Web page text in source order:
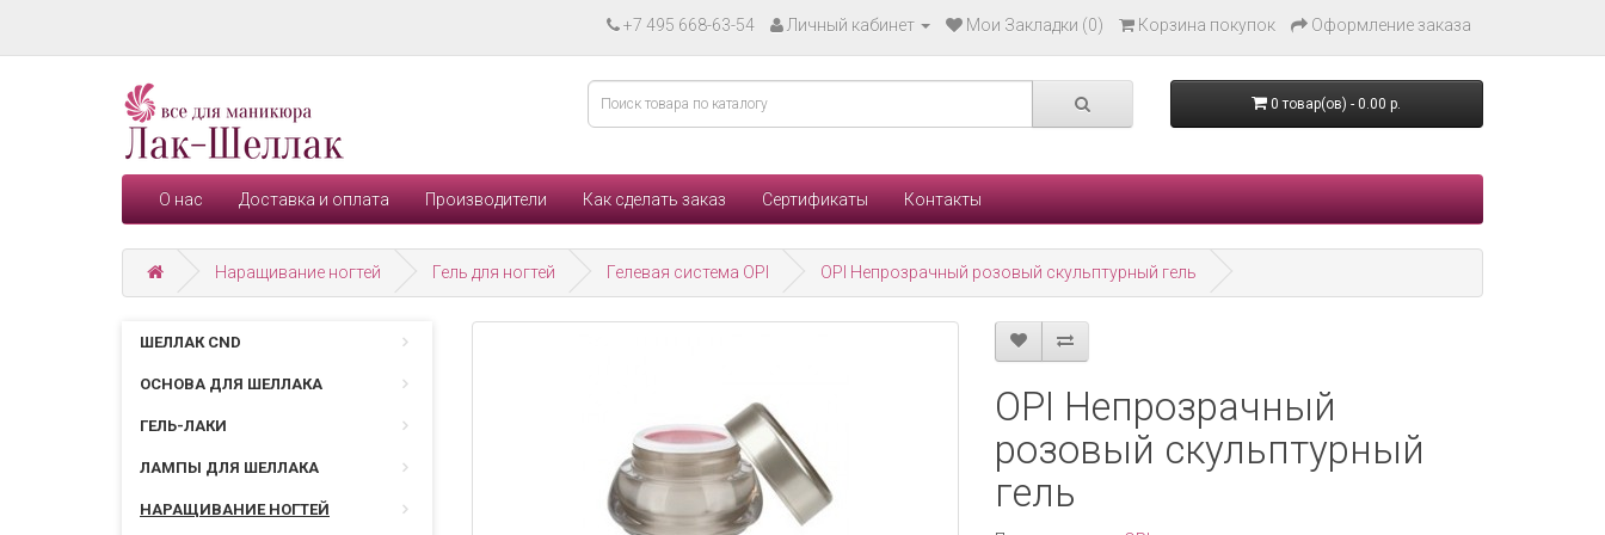
+7 495 668-63-54 Личный кабинет Мои Закладки (0) Корзина покупок Оформление заказа
0 товар(ов) - 0.00 р.
О нас Доставка и оплата Производители Как сделать заказ Сертификаты Контакты
Наращивание ногтей Гель для ногтей Гелевая система OPI OPI Непрозрачный розовый скульптурный гель
ШЕЛЛАК CND
ОСНОВА ДЛЯ ШЕЛЛАКА
ГЕЛЬ-ЛАКИ
ЛАМПЫ ДЛЯ ШЕЛЛАКА
НАРАЩИВАНИЕ НОГТЕЙ
OPI Непрозрачный
розовый скульптурный
гель